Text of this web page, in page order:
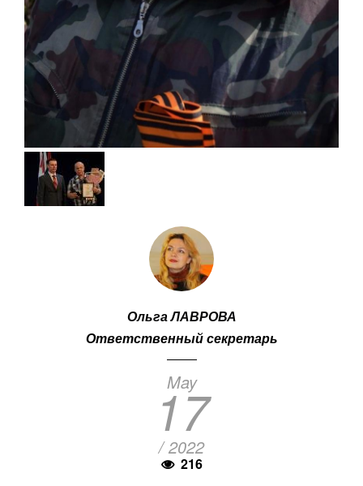
Ольга ЛАВРОВА
Ответственный секретарь
May
17
/ 2022
216